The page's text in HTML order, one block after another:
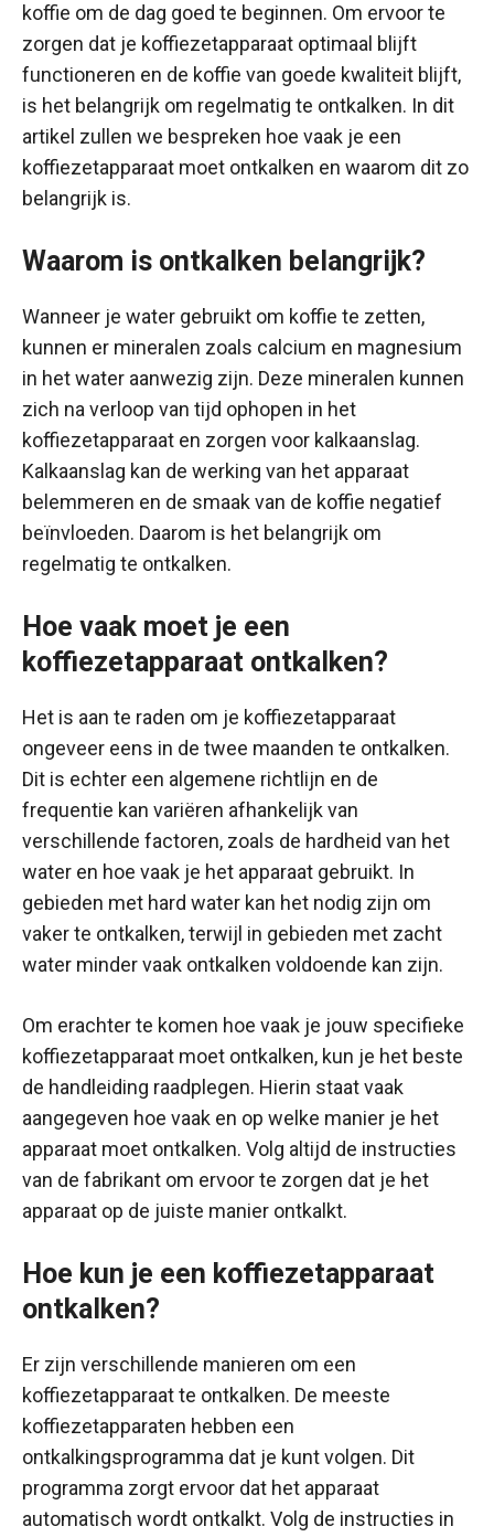
koffie om de dag goed te beginnen. Om ervoor te
zorgen dat je koffiezetapparaat optimaal blijft
functioneren en de koffie van goede kwaliteit blijft,
is het belangrijk om regelmatig te ontkalken. In dit
artikel zullen we bespreken hoe vaak je een
koffiezetapparaat moet ontkalken en waarom dit zo
belangrijk is.
Waarom is ontkalken belangrijk?
Wanneer je water gebruikt om koffie te zetten,
kunnen er mineralen zoals calcium en magnesium
in het water aanwezig zijn. Deze mineralen kunnen
zich na verloop van tijd ophopen in het
koffiezetapparaat en zorgen voor kalkaanslag.
Kalkaanslag kan de werking van het apparaat
belemmeren en de smaak van de koffie negatief
beïnvloeden. Daarom is het belangrijk om
regelmatig te ontkalken.
Hoe vaak moet je een
koffiezetapparaat ontkalken?
Het is aan te raden om je koffiezetapparaat
ongeveer eens in de twee maanden te ontkalken.
Dit is echter een algemene richtlijn en de
frequentie kan variëren afhankelijk van
verschillende factoren, zoals de hardheid van het
water en hoe vaak je het apparaat gebruikt. In
gebieden met hard water kan het nodig zijn om
vaker te ontkalken, terwijl in gebieden met zacht
water minder vaak ontkalken voldoende kan zijn.
Om erachter te komen hoe vaak je jouw specifieke
koffiezetapparaat moet ontkalken, kun je het beste
de handleiding raadplegen. Hierin staat vaak
aangegeven hoe vaak en op welke manier je het
apparaat moet ontkalken. Volg altijd de instructies
van de fabrikant om ervoor te zorgen dat je het
apparaat op de juiste manier ontkalkt.
Hoe kun je een koffiezetapparaat
ontkalken?
Er zijn verschillende manieren om een
koffiezetapparaat te ontkalken. De meeste
koffiezetapparaten hebben een
ontkalkingsprogramma dat je kunt volgen. Dit
programma zorgt ervoor dat het apparaat
automatisch wordt ontkalkt. Volg de instructies in